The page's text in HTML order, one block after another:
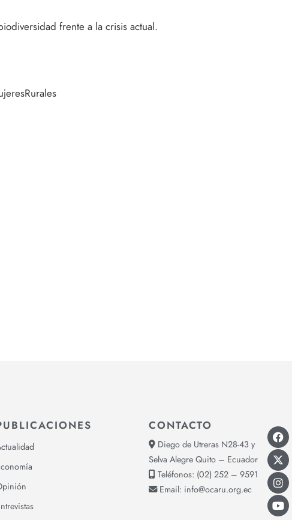
frente a la crisis actual.
CONTACTO
Diego de Utreras N28-43 y
Selva Alegre Quito – Ecuador
Teléfonos: (02) 252 – 9591
Email: info@ocaru.org.ec